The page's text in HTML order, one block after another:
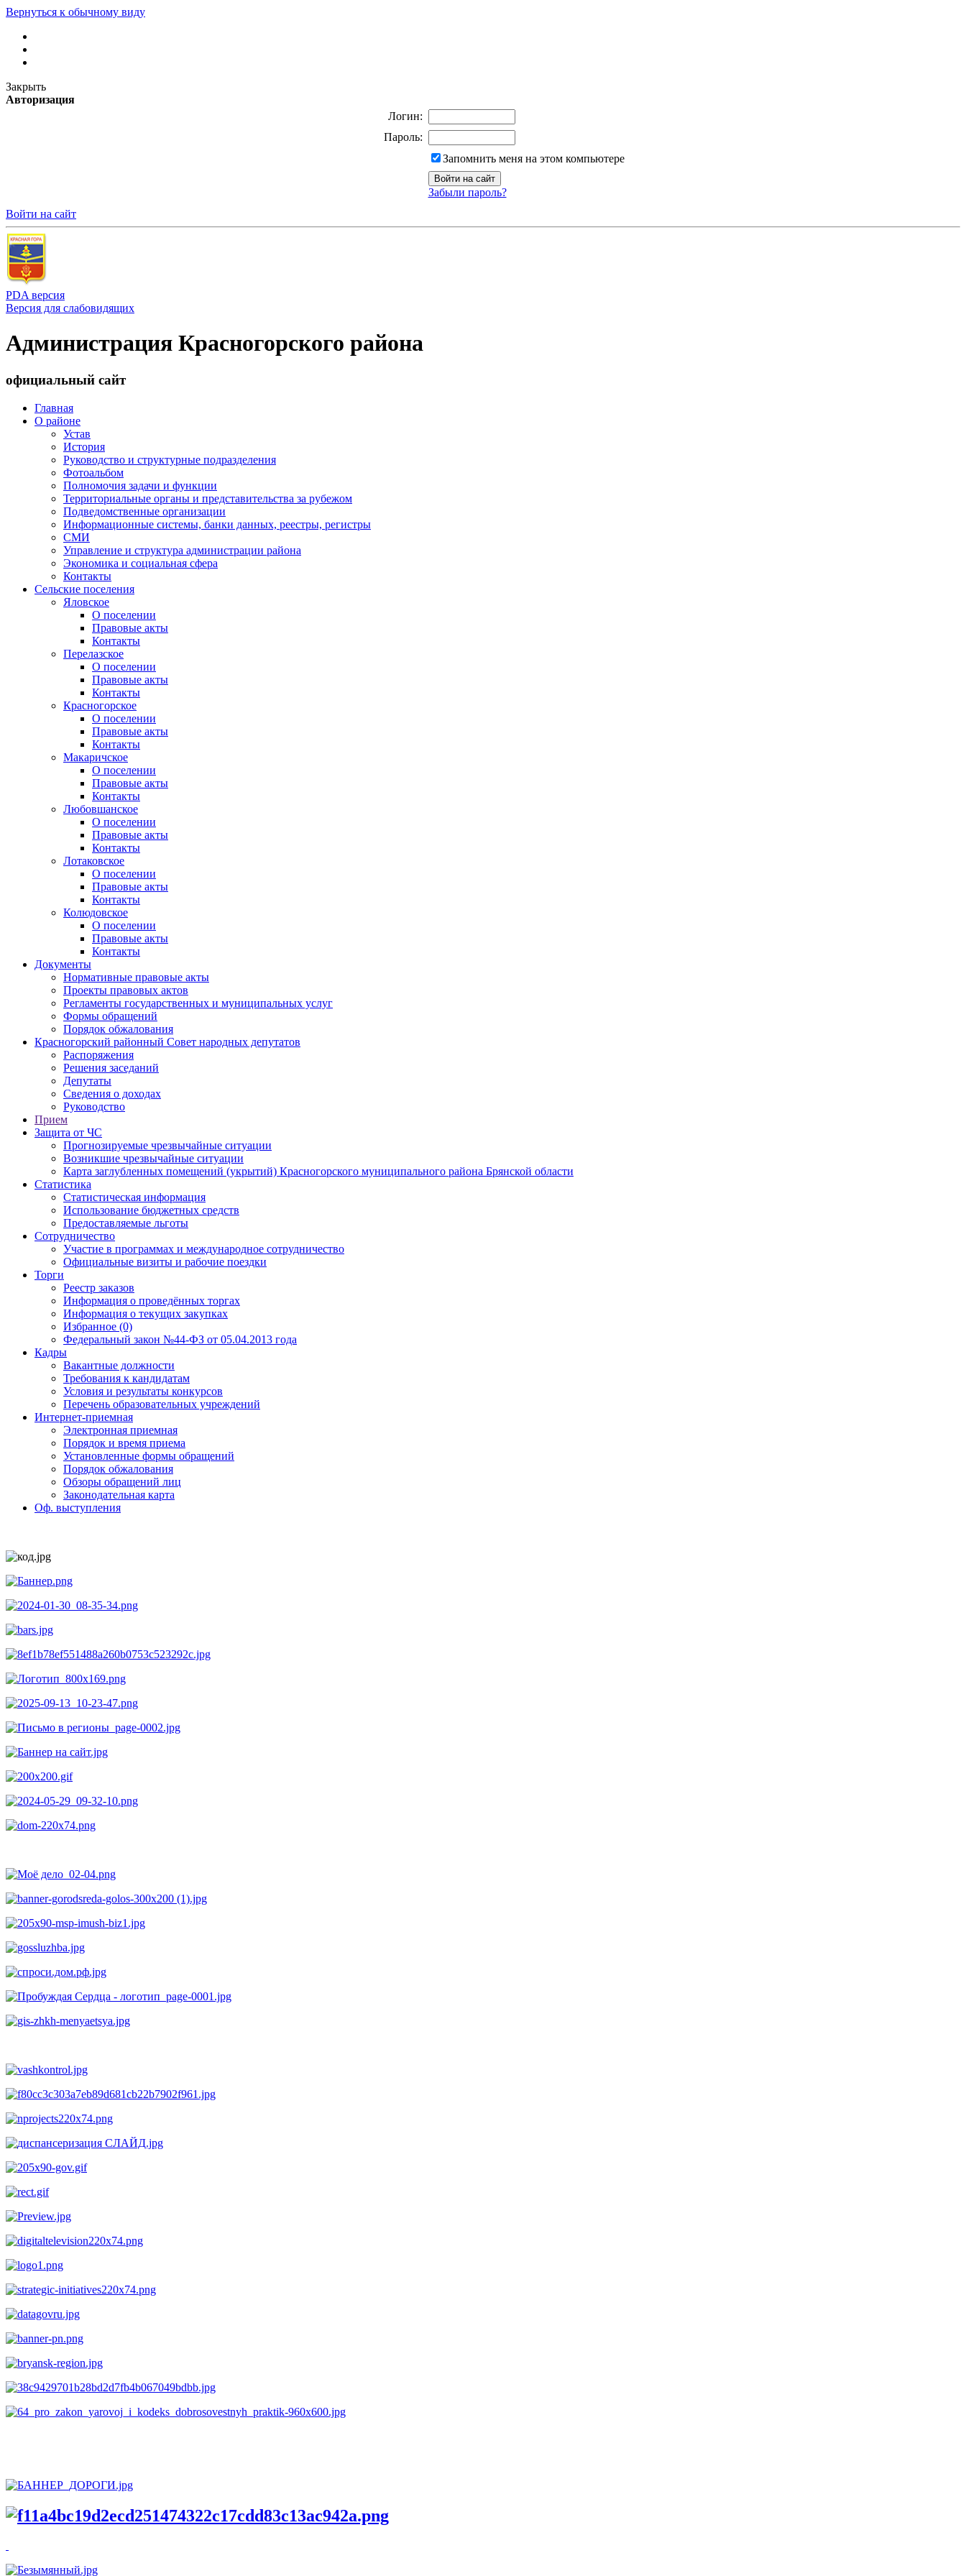
Вернуться к обычному виду
Закрыть
Авторизация
Логин:
Пароль:
Запомнить меня на этом компьютере
Забыли пароль?
Войти на сайт
PDA версия
Версия для слабовидящих
Администрация Красногорского района
официальный сайт
Главная
О районе
Устав
История
Руководство и структурные подразделения
Фотоальбом
Полномочия задачи и функции
Территориальные органы и представительства за рубежом
Подведомственные организации
Информационные системы, банки данных, реестры, регистры
СМИ
Управление и структура администрации района
Экономика и социальная сфера
Контакты
Сельские поселения
Яловское
О поселении
Правовые акты
Контакты
Перелазское
О поселении
Правовые акты
Контакты
Красногорское
О поселении
Правовые акты
Контакты
Макаричское
О поселении
Правовые акты
Контакты
Любовшанское
О поселении
Правовые акты
Контакты
Лотаковское
О поселении
Правовые акты
Контакты
Колюдовское
О поселении
Правовые акты
Контакты
Документы
Нормативные правовые акты
Проекты правовых актов
Регламенты государственных и муниципальных услуг
Формы обращений
Порядок обжалования
Красногорский районный Совет народных депутатов
Распоряжения
Решения заседаний
Депутаты
Сведения о доходах
Руководство
Прием
Защита от ЧС
Прогнозируемые чрезвычайные ситуации
Возникшие чрезвычайные ситуации
Карта заглубленных помещений (укрытий) Красногорского муниципального района Брянской области
Статистика
Статистическая информация
Использование бюджетных средств
Предоставляемые льготы
Сотрудничество
Участие в программах и международное сотрудничество
Официальные визиты и рабочие поездки
Торги
Реестр заказов
Информация о проведённых торгах
Информация о текущих закупках
Избранное (0)
Федеральный закон №44-ФЗ от 05.04.2013 года
Кадры
Вакантные должности
Требования к кандидатам
Условия и результаты конкурсов
Перечень образовательных учреждений
Интернет-приемная
Электронная приемная
Порядок и время приема
Установленные формы обращений
Порядок обжалования
Обзоры обращений лиц
Законодательная карта
Оф. выступления